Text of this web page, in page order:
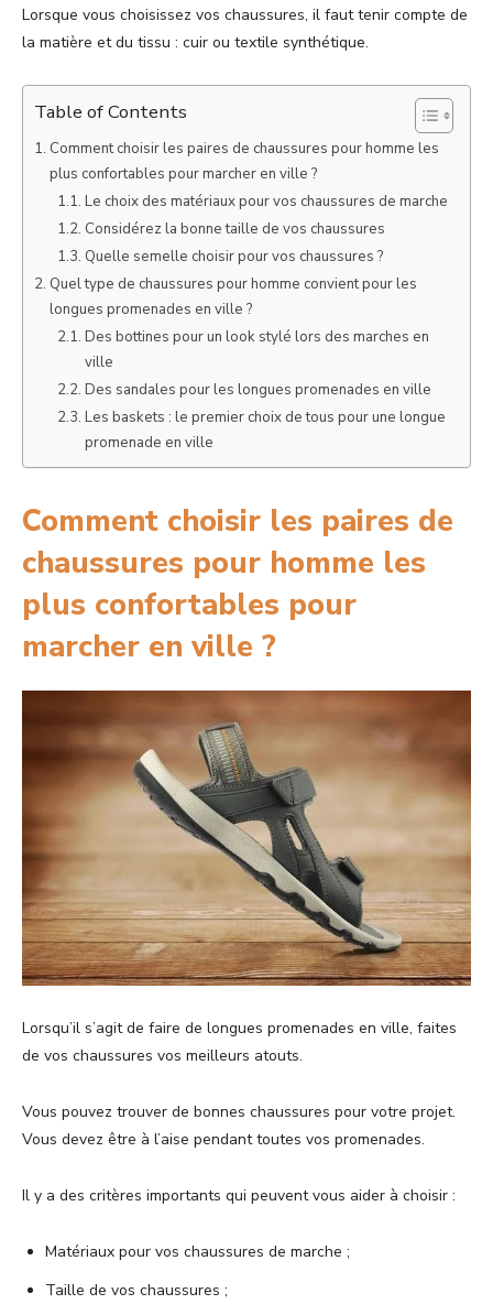
Lorsque vous choisissez vos chaussures, il faut tenir compte de
la matière et du tissu : cuir ou textile synthétique.
Table of Contents
Comment choisir les paires de chaussures pour homme les
plus confortables pour marcher en ville ?
Le choix des matériaux pour vos chaussures de marche
Considérez la bonne taille de vos chaussures
Quelle semelle choisir pour vos chaussures ?
Quel type de chaussures pour homme convient pour les
longues promenades en ville ?
Des bottines pour un look stylé lors des marches en
ville
Des sandales pour les longues promenades en ville
Les baskets : le premier choix de tous pour une longue
promenade en ville
Comment choisir les paires de
chaussures pour homme les
plus confortables pour
marcher en ville ?
Lorsqu’il s’agit de faire de longues promenades en ville, faites
de vos chaussures vos meilleurs atouts.
Vous pouvez trouver de bonnes chaussures pour votre projet.
Vous devez être à l’aise pendant toutes vos promenades.
Il y a des critères importants qui peuvent vous aider à choisir :
Matériaux pour vos chaussures de marche ;
Taille de vos chaussures ;